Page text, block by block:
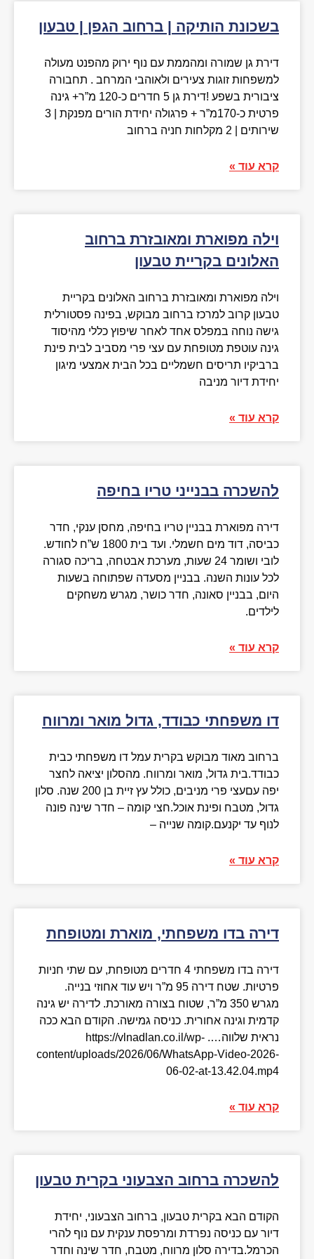
בשכונת הותיקה | ברחוב הגפן | טבעון
דירת גן שמורה ומהממת עם נוף ירוק מהפנט מעולה
למשפחות זוגות צעירים ולאוהבי המרחב . תחבורה
ציבורית בשפע !דירת גן 5 חדרים כ-120 מ”ר+ גינה
פרטית כ-170מ”ר + פרגולה יחידת הורים מפנקת | 3
שירותים | 2 מקלחות חניה ברחוב
קרא עוד »
וילה מפוארת ומאובזרת ברחוב
האלונים בקריית טבעון
וילה מפוארת ומאובזרת ברחוב האלונים בקריית
טבעון קרוב למרכז ברחוב מבוקש, בפינה פסטורלית
גישה נוחה במפלס אחד לאחר שיפוץ כללי מהיסוד
גינה עוטפת מטופחת עם עצי פרי מסביב לבית פינת
ברביקיו תריסים חשמליים בכל הבית אמצעי מיגון
יחידת דיור מניבה
קרא עוד »
להשכרה בבנייני טריו בחיפה
דירה מפוארת בבניין טריו בחיפה, מחסן ענקי, חדר
כביסה, דוד מים חשמלי. ועד בית 1800 ש”ח לחודש.
לובי ושומר 24 שעות, מערכת אבטחה, בריכה סגורה
לכל עונות השנה. בבניין מסעדה שפתוחה בשעות
היום, בבניין סאונה, חדר כושר, מגרש משחקים
לילדים.
קרא עוד »
דו משפחתי כבודד, גדול מואר ומרווח
ברחוב מאוד מבוקש בקרית עמל דו משפחתי כבית
כבודד.בית גדול, מואר ומרווח. מהסלון יציאה לחצר
יפה עםעצי פרי מניבים, כולל עץ זיית בן 200 שנה. סלון
גדול, מטבח ופינת אוכל.חצי קומה – חדר שינה פונה
לנוף עד יקנעם.קומה שנייה –
קרא עוד »
דירה בדו משפחתי, מוארת ומטופחת
דירה בדו משפחתי 4 חדרים מטופחת, עם שתי חניות
פרטיות. שטח דירה 95 מ”ר ויש עוד אחוזי בנייה.
מגרש 350 מ”ר, שטוח בצורה מאורכת. לדירה יש גינה
קדמית וגינה אחורית. כניסה גמישה. הקודם הבא ככה
נראית שלווה…. https://vlnadlan.co.il/wp-
content/uploads/2026/06/WhatsApp-Video-2026-
06-02-at-13.42.04.mp4
קרא עוד »
להשכרה ברחוב הצבעוני בקרית טבעון
הקודם הבא בקרית טבעון, ברחוב הצבעוני, יחידת
דיור עם כניסה נפרדת ומרפסת ענקית עם נוף להרי
הכרמל.בדירה סלון מרווח, מטבח, חדר שינה וחדר